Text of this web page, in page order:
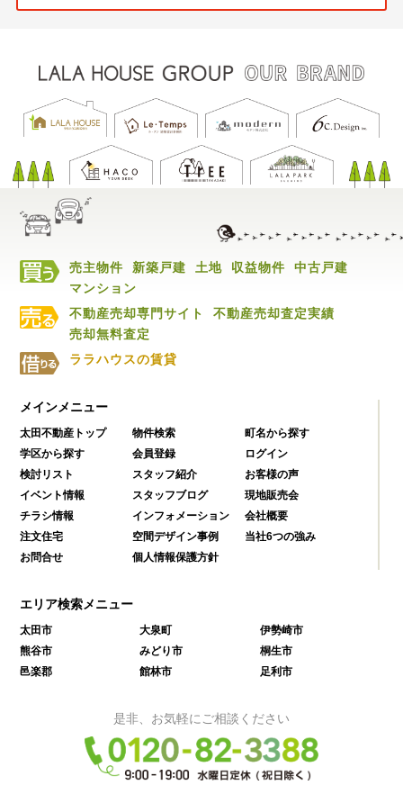
売主物件 新築戸建 土地 収益物件
中古戸建
マンション
不動産売却専門サイト
不動産売却査定実績
売却無料査定
ララハウスの賃貸
メインメニュー
太田不動産トップ 物件検索
町名から探す
学区から探す
会員登録
ログイン
検討リスト
スタッフ紹介
お客様の声
イベント情報
スタッフブログ
現地販売会
チラシ情報
インフォメーション
会社概要
注文住宅
空間デザイン事例
当社6つの強み
お問合せ
個人情報保護方針
エリア検索メニュー
太田市 大泉町
伊勢崎市
熊谷市
みどり市
桐生市
邑楽郡
館林市 足利市
是非、お気軽にご相談ください